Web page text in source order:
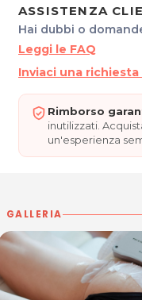
ORARI
Lunedì: Chiuso
Martedì: 9.30 - 12,30
Sabato: 9,00 - 13,00
BORGO SALUTE
Viale Trieste, 18/b ,
Italy
33100 Udine
Tel. 04211840185 -
acquisto scrivi a
ASSISTENZA
Hai dubbi o
Leggi le FAQ
Inviaci una
Rimborso
inutilizzati.
un'esperienza
GALLERIA